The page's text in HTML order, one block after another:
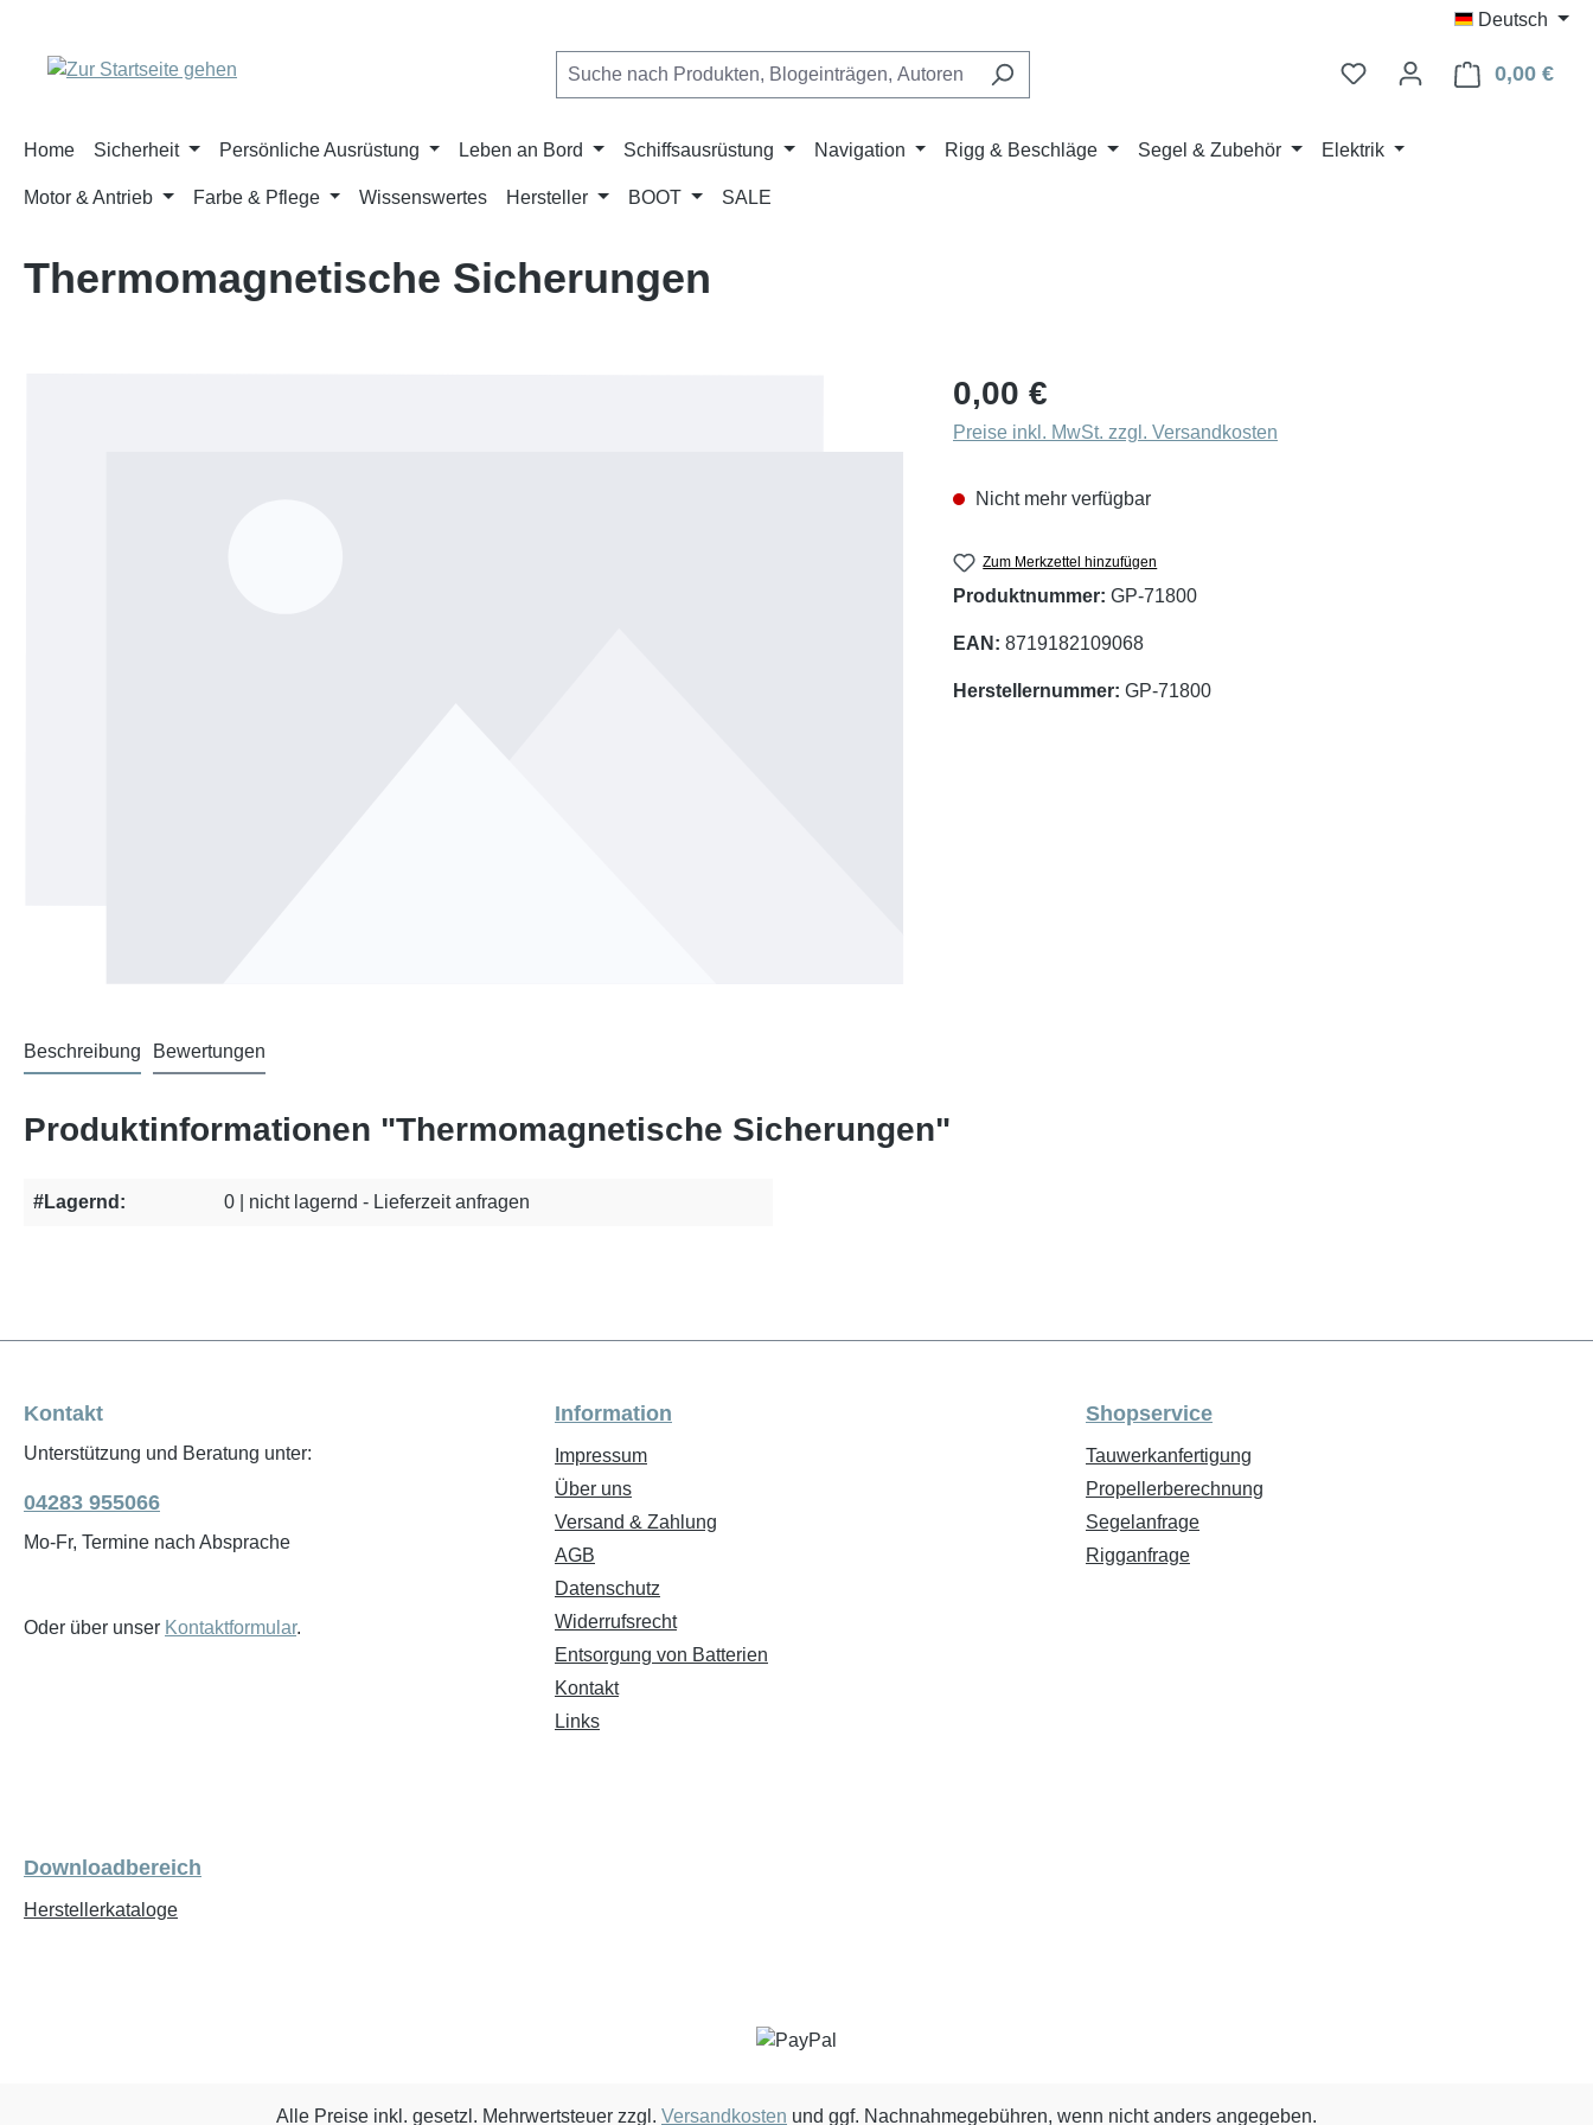
Deutsch
0,00 €
Home Sicherheit Persönliche Ausrüstung Leben an Bord Schiffsausrüstung Navigation Rigg & Beschläge Segel & Zubehör Elektrik
Motor & Antrieb Farbe & Pflege Wissenswertes Hersteller BOOT SALE
Thermomagnetische Sicherungen
Regulärer Preis:
0,00 €
Preise inkl. MwSt. zzgl. Versandkosten
Nicht mehr verfügbar
Zum Merkzettel hinzufügen
Produktnummer: GP-71800
EAN: 8719182109068
Herstellernummer: GP-71800
Beschreibung Bewertungen
Produktinformationen "Thermomagnetische Sicherungen"
#Lagernd: 0 | nicht lagernd - Lieferzeit anfragen
Kontakt
Unterstützung und Beratung unter:
04283 955066
Mo-Fr, Termine nach Absprache
Oder über unser Kontaktformular.
Information
Impressum
Über uns
Versand & Zahlung
AGB
Datenschutz
Widerrufsrecht
Entsorgung von Batterien
Kontakt
Links
Shopservice
Tauwerkanfertigung
Propellerberechnung
Segelanfrage
Rigganfrage
Downloadbereich
Herstellerkataloge
Alle Preise inkl. gesetzl. Mehrwertsteuer zzgl. Versandkosten und ggf. Nachnahmegebühren, wenn nicht anders angegeben.